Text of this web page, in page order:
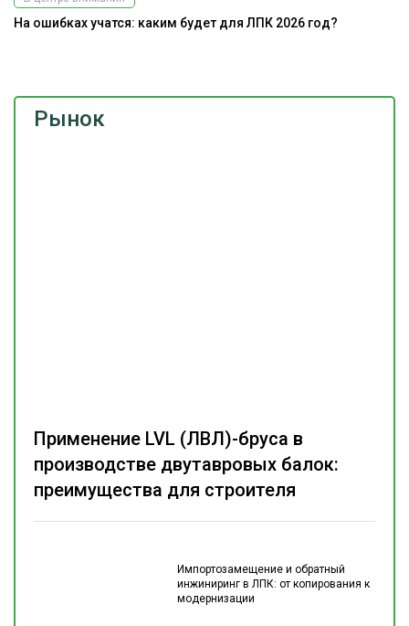
Рынок
Импортозамещение и обратный
инжиниринг в ЛПК: от копирования к
модернизации
Применение LVL (ЛВЛ)-бруса в
производстве двутавровых балок:
преимущества для строителя
На ошибках учатся: каким будет для ЛПК 2026 год?